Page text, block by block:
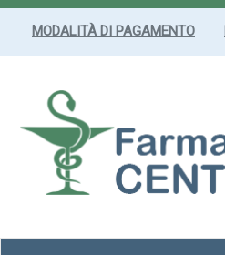
Passa
MODALITÀ DI PAGAMENTO